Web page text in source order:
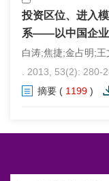
投资区位、进入
系——以中国企业
白涛;焦捷;金占明;王
. 2013, 53(2): 280-
摘要 ( 1199 )